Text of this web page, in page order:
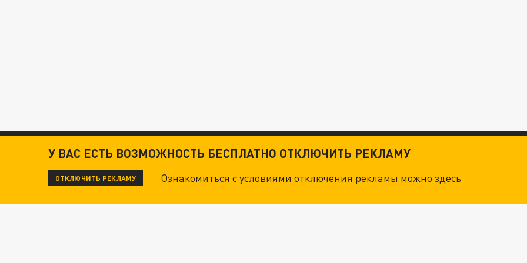
У ВАС ЕСТЬ ВОЗМОЖНОСТЬ БЕСПЛАТНО ОТКЛЮЧИТЬ РЕКЛАМУ
ОТКЛЮЧИТЬ РЕКЛАМУ Ознакомиться с условиями отключения рекламы можноздесь